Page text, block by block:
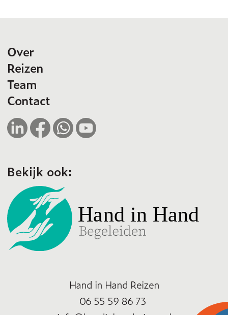
Over
Reizen
Team
Contact
Bekijk ook:
Hand in Hand Reizen
06 55 59 86 73